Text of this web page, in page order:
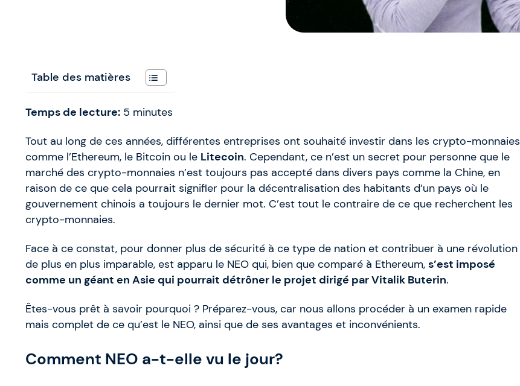
Table des matières
Temps de lecture: 5 minutes
Tout au long de ces années, différentes entreprises ont souhaité investir dans les crypto-monnaies
comme l’Ethereum, le Bitcoin ou le Litecoin. Cependant, ce n’est un secret pour personne que le
marché des crypto-monnaies n’est toujours pas accepté dans divers pays comme la Chine, en
raison de ce que cela pourrait signifier pour la décentralisation des habitants d’un pays où le
gouvernement chinois a toujours le dernier mot. C’est tout le contraire de ce que recherchent les
crypto-monnaies.
Face à ce constat, pour donner plus de sécurité à ce type de nation et contribuer à une révolution
de plus en plus imparable, est apparu le NEO qui, bien que comparé à Ethereum, s’est imposé
comme un géant en Asie qui pourrait détrôner le projet dirigé parVitalik Buterin.
Êtes-vous prêt à savoir pourquoi ? Préparez-vous, car nous allons procéder à un examen rapide
mais complet de ce qu’est le NEO, ainsi que de ses avantages et inconvénients.
Comment NEO a-t-elle vu le jour?